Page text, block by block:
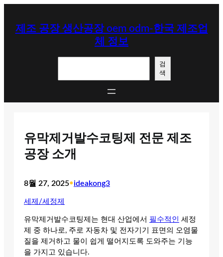
제조 공장 생산공장 oem odm-한국 제조업
체 정보
검
색
유막제거발수코팅제 전문 제조
공장 소개
8월 27, 2025•ideakong3
세제/세정제
유막제거발수코팅제는 현대 산업에서 필수적인 세정
제 중 하나로, 주로 자동차 및 전자기기 표면의 오염물
질을 제거하고 물이 쉽게 떨어지도록 도와주는 기능
을 가지고 있습니다.